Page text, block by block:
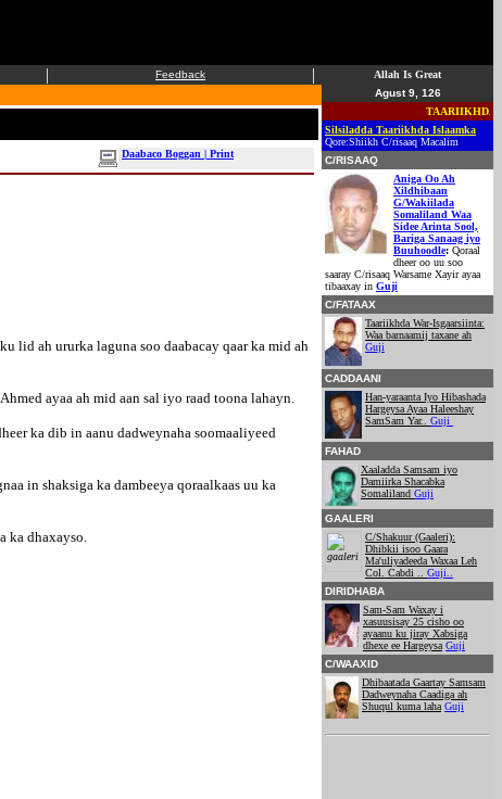
| Feedback |
Daabaco Boggan | Print
lid ah ururka laguna soo daabacay qaar ka mid ah
ayaa ah mid aan sal iyo raad toona lahayn.
ka dib in aanu dadweynaha soomaaliyeed
in shaksiga ka dambeeya qoraalkaas uu ka
ka dhaxayso.
Allah Is Great
Agust 9, 126
TAARIIKHDA
Silsiladda Taariikhda Islaamka
Qore:Shiikh C/risaaq Macalim
C/RISAAQ
Aniga Oo Ah
Xildhibaan
G/Wakiilada
Somaliland Waa
Sidee Arinta Sool,
Bariga Sanaag iyo
Buuhoodle: Qoraal
dheer oo uu soo
saaray C/risaaq Warsame Xayir ayaa
tibaaxay in Guji
C/FATAAX
Taariikhda War-Isgaarsiinta:
Waa barnaamij taxane ah
Guji
CADDAANI
Han-yaraanta Iyo Hibashada
Hargeysa Ayaa Haleeshay
SamSam Yar.. Guji
FAHAD
Xaaladda Samsam iyo
Damiirka Shacabka
Somaliland Guji
GAALERI
C/Shakuur (Gaaleri):
Dhibkii isoo Gaara
Ma'uliyadeeda Waxaa Leh
Col. Cabdi .. Guji..
DIRIDHABA
Sam-Sam Waxay i
xasuusisay 25 cisho oo
ayaanu ku jiray Xabsiga
dhexe ee Hargeysa Guji
C/WAAXID
Dhibaatada Gaartay Samsam
Dadweynaha Caadiga ah
Shuqul kuma laha Guji